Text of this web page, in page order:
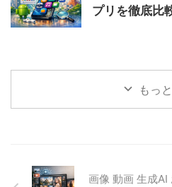
プリを徹底比
もっ
画像 動画 生成